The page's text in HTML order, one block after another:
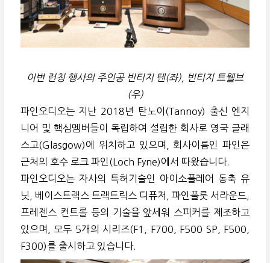
이번 런칭 행사의 주인공 빈티지 텐(좌), 빈티지 트웰브
(우)
파인오디오는 지난 2018년 탄노이(Tannoy) 출신 엔지
니어 및 핵심멤버들이 독립하여 설립한 회사로 영국 글래
스고(Glasgow)에 위치하고 있으며, 회사이름인 파인은
근처의 호수 로크 파인(Loch Fyne)에서 따왔습니다.
파인오디오는 자사의 특허기술인 아이소플레어 동축 유
닛, 베이스트랙스 트랙트릭스 디퓨저, 파인플룻 서라운드,
프레젠스 컨트롤 등의 기술을 앞세워 스피커를 제조하고
있으며, 모두 5개의 시리즈(F1, F700, F500 SP, F500,
F300)를 출시하고 있습니다.